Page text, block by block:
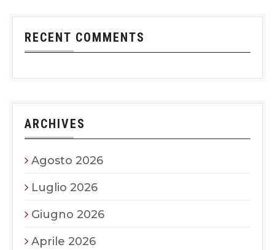
RECENT COMMENTS
ARCHIVES
Agosto 2026
Luglio 2026
Giugno 2026
Aprile 2026